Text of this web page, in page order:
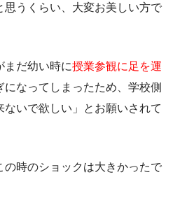
うくらい、大変お美しい方で
まだ幼い時に授業参観に足を運
になってしまったため、 学校側
いで欲しい」とお願いされて
時のショックは大きかったで